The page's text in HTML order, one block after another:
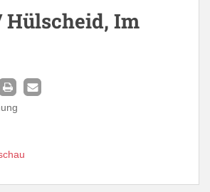
Hülscheid, Im